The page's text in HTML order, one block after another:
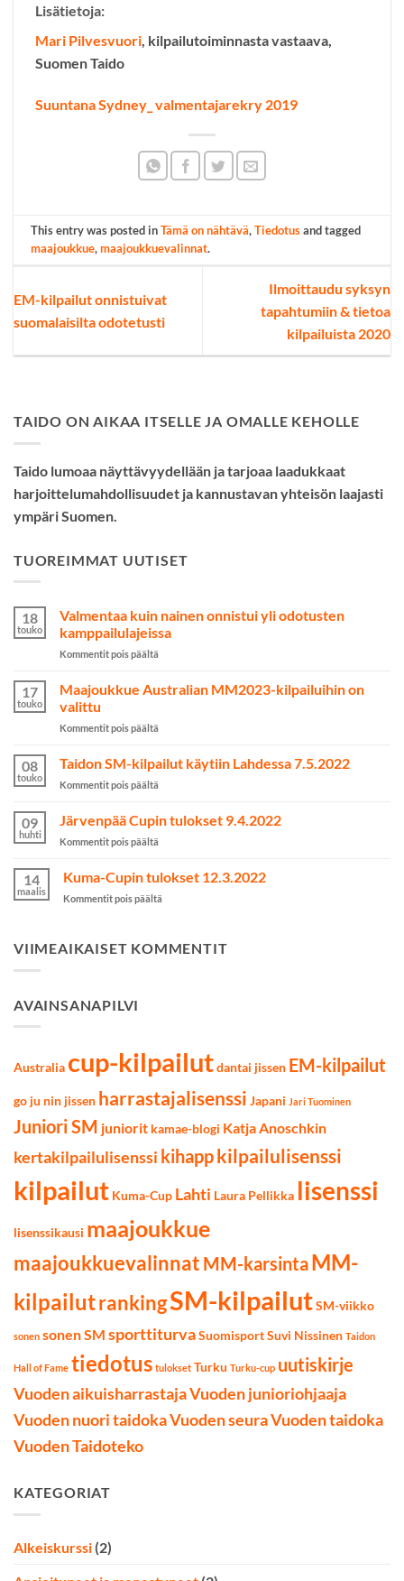
Lisätietoja:
Mari Pilvesvuori, kilpailutoiminnasta vastaava,
Suomen Taido
Suuntana Sydney_ valmentajarekry 2019
This entry was posted inTämä on nähtävä,Tiedotusand tagged
maajoukkue,maajoukkuevalinnat.
EM-kilpailut onnistuivat
suomalaisilta odotetusti
Ilmoittaudu syksyn
tapahtumiin & tietoa
kilpailuista 2020
TAIDO ON AIKAA ITSELLE JA OMALLE KEHOLLE
Taido lumoaa näyttävyydellään ja tarjoaa laadukkaat
harjoittelumahdollisuudet ja kannustavan yhteisön laajasti
ympäri Suomen.
TUOREIMMAT UUTISET
18
touko
Valmentaa kuin nainen onnistui yli odotusten
kamppailulajeissa
Kommentit pois päältä
kuin
kamppailulajeissa
17
touko
Maajoukkue Australian MM2023-kilpailuihin on
valittu
Kommentit pois päältä
Australian
valittu
08
touko
Taidon SM-kilpailut käytiin Lahdessa 7.5.2022
Kommentit pois päältä
SM-
7.5.2022
09
huhti
Järvenpää Cupin tulokset 9.4.2022
Kommentit pois päältä
Cupin
9.4.2022
14
maalis
Kuma-Cupin tulokset 12.3.2022
Kommentit pois päältä
tulokset
VIIMEAIKAISET KOMMENTIT
AVAINSANAPILVI
Australia cup-kilpailutdantai jissen EM-kilpailut
go ju nin jissen harrastajalisenssi Japani Jari Tuominen
Juniori SM juniorit kamae-blogi Katja Anoschkin
kertakilpailulisenssi kihappkilpailulisenssi
kilpailut Kuma-Cup Lahti Laura Pellikka lisenssi
lisenssikausi maajoukkue
maajoukkuevalinnat MM-karsintaMM-
kilpailutrankingSM-kilpailutSM-viikko
sonen sonen SM sporttiturvaSuomisportSuvi Nissinen Taidon
Hall of Fame tiedotus tulokset Turku Turku-cup uutiskirje
Vuoden aikuisharrastajaVuoden junioriohjaaja
Vuoden nuori taidokaVuoden seuraVuoden taidoka
Vuoden Taidoteko
KATEGORIAT
Alkeiskurssi (2)